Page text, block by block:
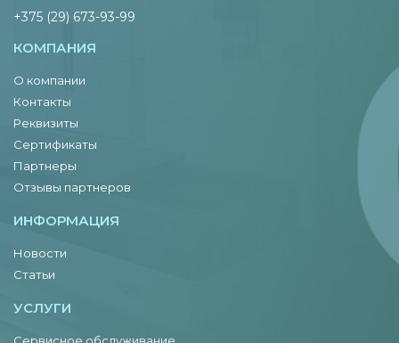
+375 (29) 673-93-99
КОМПАНИЯ
О компании
Контакты
Реквизиты
Сертификаты
Партнеры
Отзывы партнеров
ИНФОРМАЦИЯ
Новости
Статьи
УСЛУГИ